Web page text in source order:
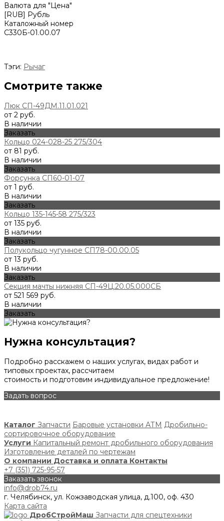
Валюта для "Цена"
[RUB] Рубль
Каталожный номер
С330Б-01.00.07
Тэги: Рычаг
Смотрите также
Люк СП-49ДМ.11.01.021
от 2 руб.
В наличии
Заказать
Кольцо 024-028-25 275/304
от 81 руб.
В наличии
Заказать
Форсунка СП60-01-07
от 1 руб.
В наличии
Заказать
Кольцо 135-145-58 275/323
от 135 руб.
В наличии
Заказать
Полукольцо чугунное СП78-00.00.05
от 13 руб.
В наличии
Заказать
Секция мачты нижняя СП-49Ц.20.05.000СБ
от 521 569 руб.
В наличии
Заказать
Нужна консультация?
Подробно расскажем о наших услугах, видах работ и
типовых проектах, рассчитаем
стоимость и подготовим индивидуальное предложение!
Задать вопрос
Каталог Запчасти Баровые установки АТМ Дробильно-
сортировочное оборудование
Услуги Капитальный ремонт дробильного оборудования
Изготовление деталей по чертежам
О компании Доставка и оплата Контакты
+7 (351) 725-95-57
Заказать звонок
info@drob74.ru
г. Челябинск, ул. Кожзаводская улица, д.100, оф. 430
Карта сайта
ДробСтройМаш Запчасти для спецтехники